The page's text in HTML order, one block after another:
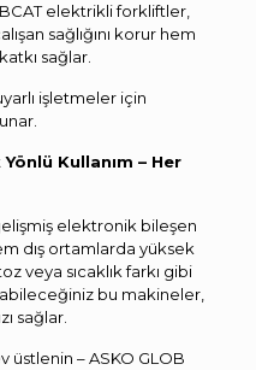
elektrikli forkliftler,
sağlığını korur hem
sağlar.
işletmeler için
Kullanım – Her
elektronik bileşen
dış ortamlarda yüksek
veya sıcaklık farkı gibi
bu makineler,
sağlar.
– ASKO GLOB